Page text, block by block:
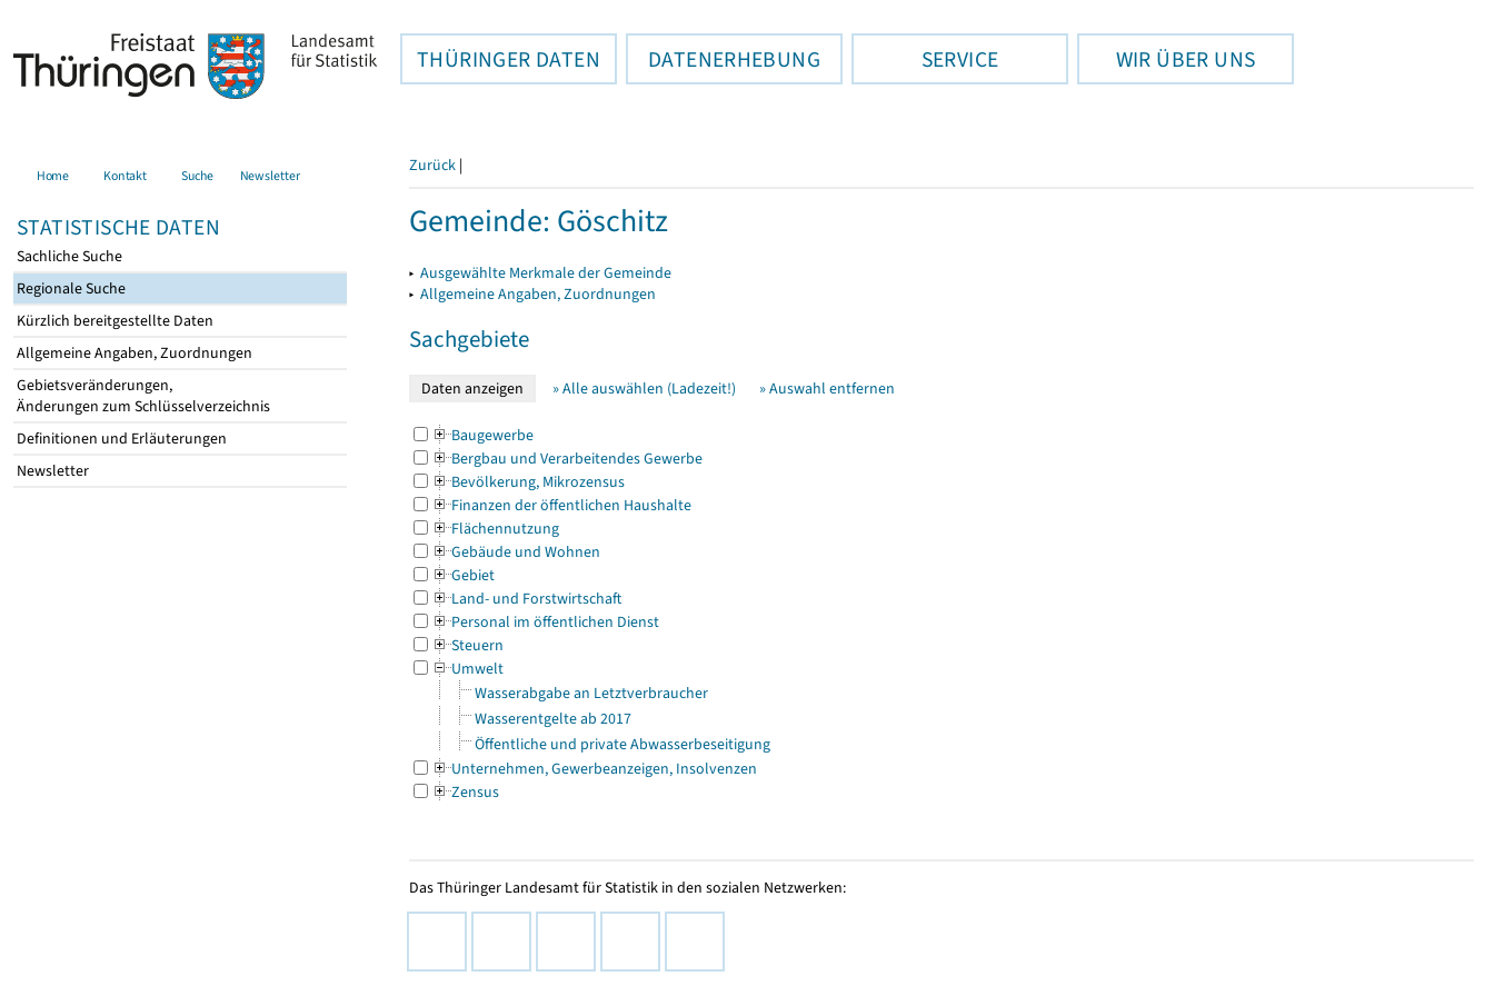
THÜRINGER DATEN DATENERHEBUNG SERVICE WIR ÜBER UNS
Home Kontakt Suche Newsletter
STATISTISCHE DATEN
Sachliche Suche
Regionale Suche
Kürzlich bereitgestellte Daten
Allgemeine Angaben, Zuordnungen
Gebietsveränderungen,
Änderungen zum Schlüsselverzeichnis
Definitionen und Erläuterungen
Newsletter
Zurück |
Gemeinde: Göschitz
▸ Ausgewählte Merkmale der Gemeinde
▸ Allgemeine Angaben, Zuordnungen
Sachgebiete
» Alle auswählen (Ladezeit!) » Auswahl entfernen
Baugewerbe
Bergbau und Verarbeitendes Gewerbe
Bevölkerung, Mikrozensus
Finanzen der öffentlichen Haushalte
Flächennutzung
Gebäude und Wohnen
Gebiet
Land- und Forstwirtschaft
Personal im öffentlichen Dienst
Steuern
Umwelt
Wasserabgabe an Letztverbraucher
Wasserentgelte ab 2017
Öffentliche und private Abwasserbeseitigung
Unternehmen, Gewerbeanzeigen, Insolvenzen
Zensus
Das Thüringer Landesamt für Statistik in den sozialen Netzwerken: